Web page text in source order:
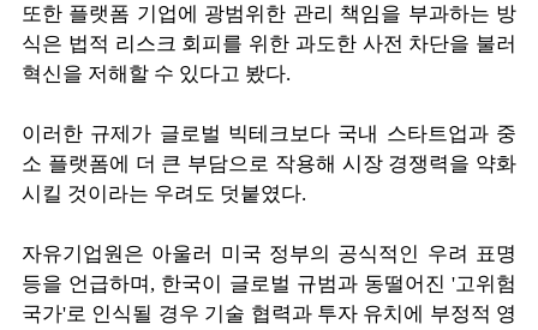
또한 플랫폼 기업에 광범위한 관리 책임을 부과하는 방
식은 법적 리스크 회피를 위한 과도한 사전 차단을 불러
혁신을 저해할 수 있다고 봤다.
이러한 규제가 글로벌 빅테크보다 국내 스타트업과 중
소 플랫폼에 더 큰 부담으로 작용해 시장 경쟁력을 약화
시킬 것이라는 우려도 덧붙였다.
자유기업원은 아울러 미국 정부의 공식적인 우려 표명
등을 언급하며, 한국이 글로벌 규범과 동떨어진 '고위험
국가'로 인식될 경우 기술 협력과 투자 유치에 부정적 영